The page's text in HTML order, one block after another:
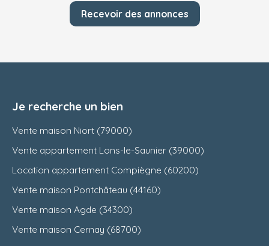
Recevoir des annonces
Je recherche un bien
Vente maison Niort (79000)
Vente appartement Lons-le-Saunier (39000)
Location appartement Compiègne (60200)
Vente maison Pontchâteau (44160)
Vente maison Agde (34300)
Vente maison Cernay (68700)